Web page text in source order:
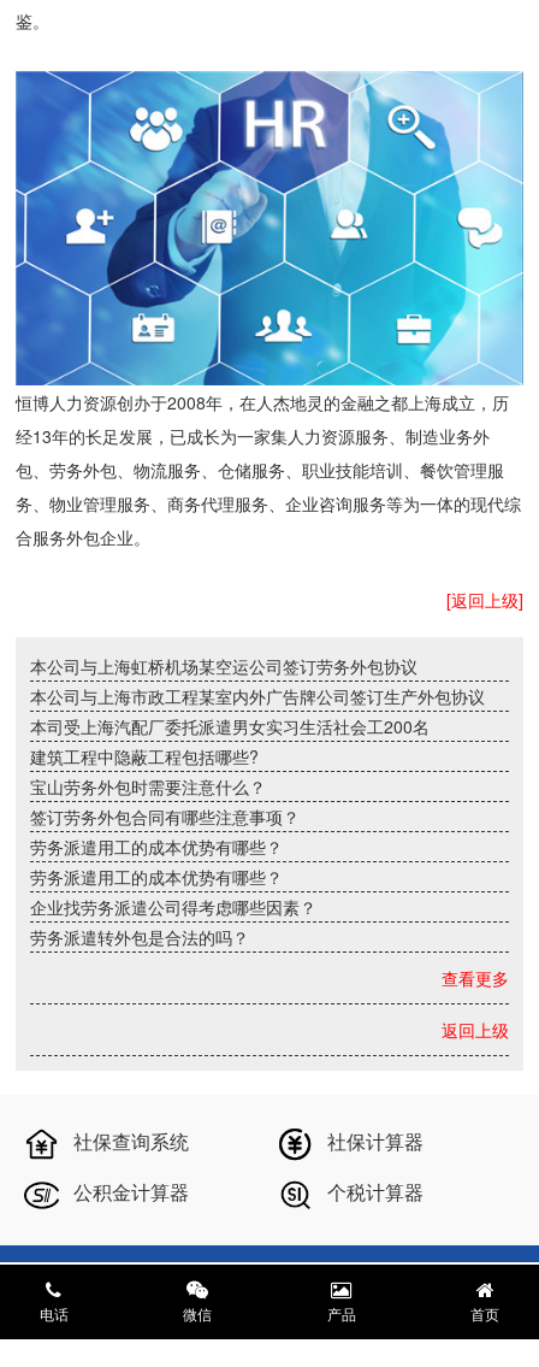
鉴。
恒博人力资源创办于2008年，在人杰地灵的金融之都上海成立，历
经13年的长足发展，已成长为一家集人力资源服务、制造业务外
包、劳务外包、物流服务、仓储服务、职业技能培训、餐饮管理服
务、物业管理服务、商务代理服务、企业咨询服务等为一体的现代综
合服务外包企业。
[返回上级]
本公司与上海虹桥机场某空运公司签订劳务外包协议
本公司与上海市政工程某室内外广告牌公司签订生产外包协议
本司受上海汽配厂委托派遣男女实习生活社会工200名
建筑工程中隐蔽工程包括哪些?
宝山劳务外包时需要注意什么？
签订劳务外包合同有哪些注意事项？
劳务派遣用工的成本优势有哪些？
劳务派遣用工的成本优势有哪些？
企业找劳务派遣公司得考虑哪些因素？
劳务派遣转外包是合法的吗？
查看更多
返回上级
社保查询系统
社保计算器
公积金计算器
个税计算器
Copyright © 2024 上海雄达财税咨询有限公司 All Rights Reserved
沪ICP备17035042号-1
电话 微信 产品 首页